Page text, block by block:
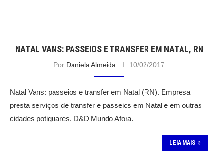
NATAL VANS: PASSEIOS E TRANSFER EM NATAL, RN
Por Daniela Almeida 10/02/2017
Natal Vans: passeios e transfer em Natal (RN). Empresa
presta serviços de transfer e passeios em Natal e em outras
cidades potiguares. D&D Mundo Afora.
LEIA MAIS